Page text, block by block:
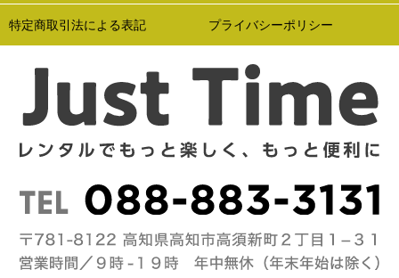
特定商取引法による表記 プライバシーポリシー